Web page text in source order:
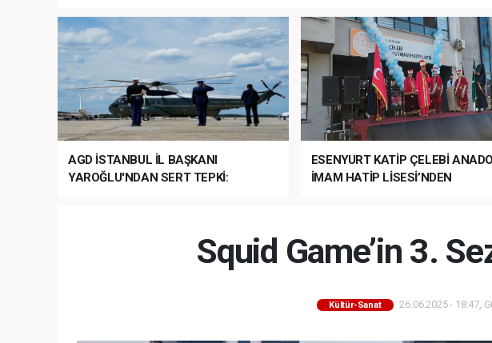
AGD İSTANBUL İL BAŞKANI
YAROĞLU'NDAN SERT TEPKİ:
ESENYURT KATİP ÇELEBİ
İMAM HATİP LİSESİ’NDEN
Squid Game’in 3.
Kültür-Sanat 26.06.2025 - 18:47,